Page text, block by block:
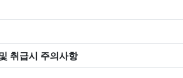
취급시 주의사항